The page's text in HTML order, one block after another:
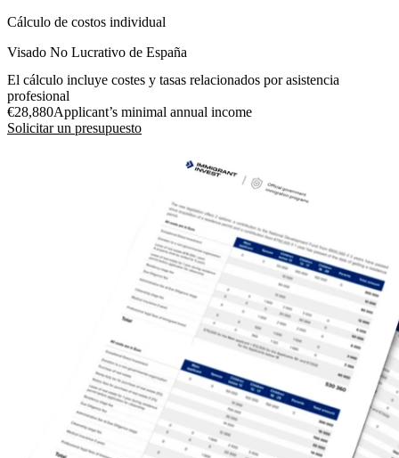
Cálculo de costos individual
Visado No Lucrativo de España
El cálculo incluye costes y tasas relacionados por asistencia
profesional
€28,880Applicant’s minimal annual income
Solicitar un presupuesto